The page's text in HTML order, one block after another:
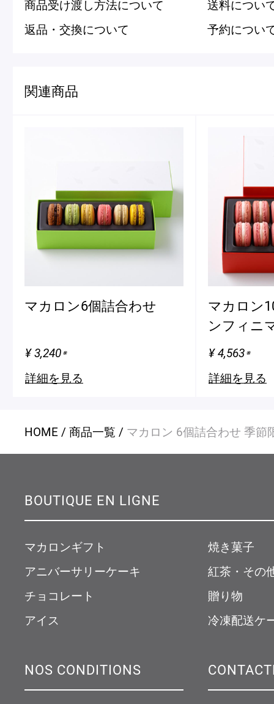
商品受け渡し方法について
送料につい
返品・交換について
予約につい
関連商品
マカロン6個詰合わせ
¥ 3,240※
詳細を見る
マカロン
ンフィニ
¥ 4,563※
詳細を見る
HOME 商品一覧 マカロン 6個詰合わせ 季節
BOUTIQUE EN LIGNE
マカロンギフト
アニバーサリーケーキ
チョコレート
アイス
焼き菓子
紅茶・その
贈り物
冷凍配送ケ
NOS CONDITIONS